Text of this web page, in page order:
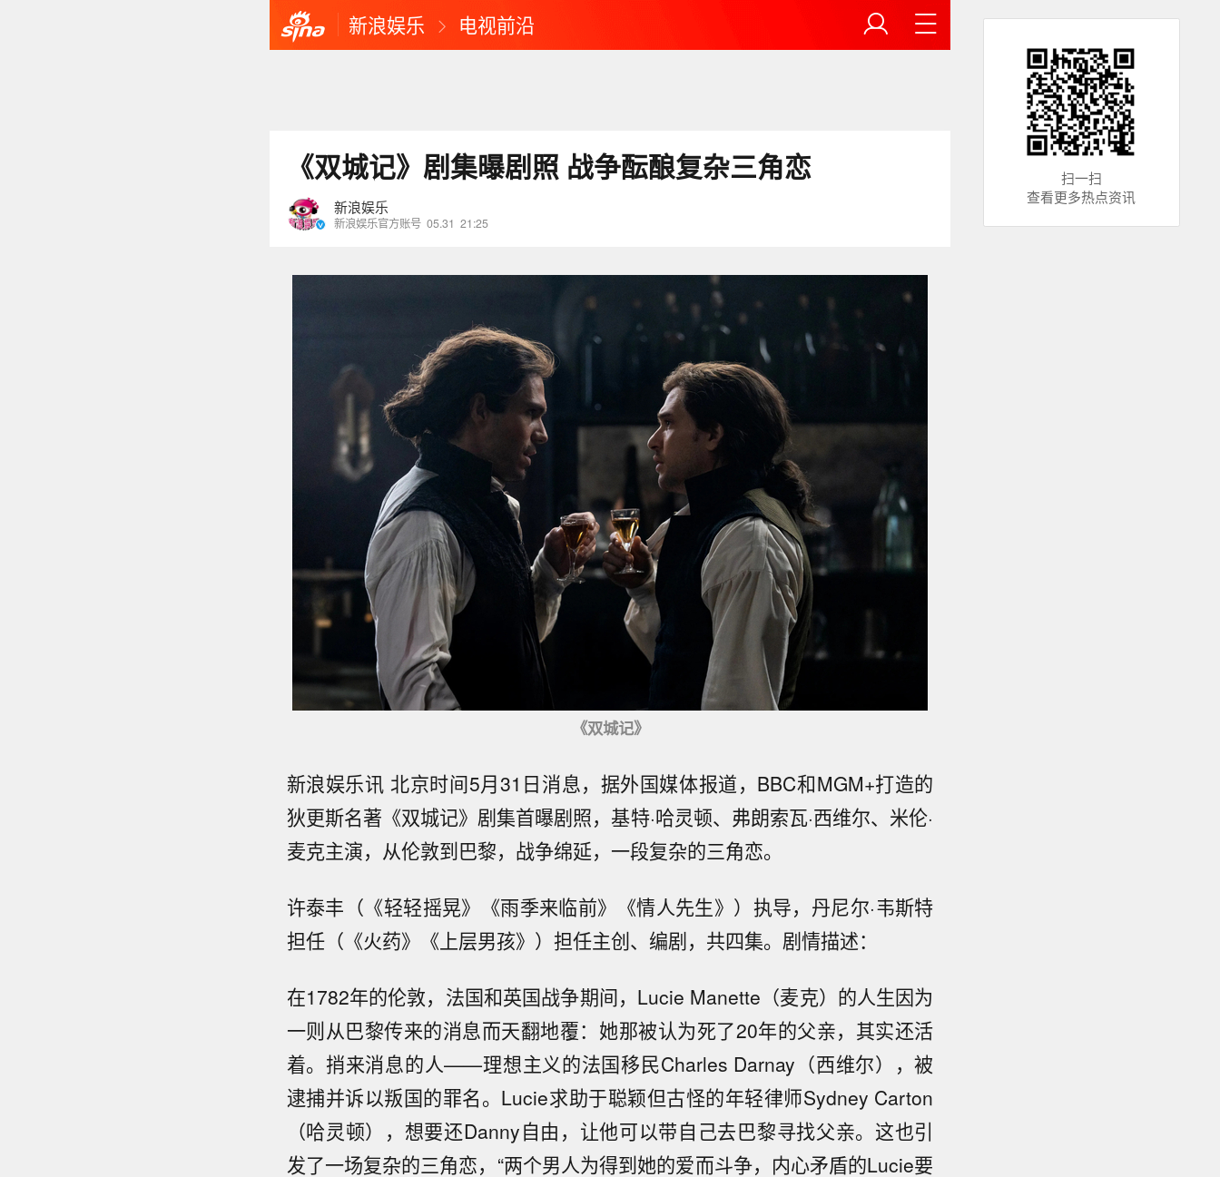
新浪娱乐 电视前沿
《双城记》剧集曝剧照 战争酝酿复杂三角恋
新浪娱乐
新浪娱乐官方账号 05.31 21:25
《双城记》
新浪娱乐讯 北京时间5月31日消息，据外国媒体报道，BBC和MGM+打造的
狄更斯名著《双城记》剧集首曝剧照，基特·哈灵顿、弗朗索瓦·西维尔、米伦·
麦克主演，从伦敦到巴黎，战争绵延，一段复杂的三角恋。
许泰丰（《轻轻摇晃》《雨季来临前》《情人先生》）执导，丹尼尔·韦斯特
担任（《火药》《上层男孩》）担任主创、编剧，共四集。剧情描述：
在1782年的伦敦，法国和英国战争期间，Lucie Manette（麦克）的人生因为
一则从巴黎传来的消息而天翻地覆：她那被认为死了20年的父亲，其实还活
着。捎来消息的人——理想主义的法国移民Charles Darnay（西维尔），被
逮捕并诉以叛国的罪名。Lucie求助于聪颖但古怪的年轻律师Sydney Carton
（哈灵顿），想要还Danny自由，让他可以带自己去巴黎寻找父亲。这也引
发了一场复杂的三角恋，“两个男人为得到她的爱而斗争，内心矛盾的Lucie要
扫一扫
查看更多热点资讯